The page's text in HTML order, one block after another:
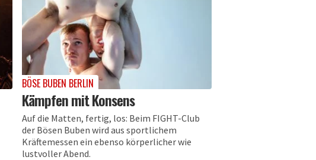
BÖSE BUBEN BERLIN
Kämpfen mit Konsens
Auf die Matten, fertig, los: Beim FIGHT-Club
der Bösen Buben wird aus sportlichem
Kräftemessen ein ebenso körperlicher wie
lustvoller Abend.